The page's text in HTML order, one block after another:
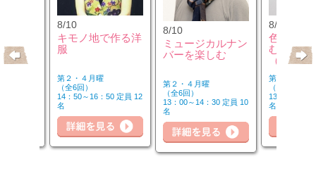
8/10
キモノ地で作る洋
服
第２・４月曜
（全6回）
14：50～16：50 定員 12
名
8/10
ミュージカルナン
バーを楽しむ
第２・４月曜
（全6回）
13：00～14：30 定員 10
名
8/12
色のチカ
むカラー
（第2水
第２水曜
（全3回）
13：00～14
名
詳細を見る